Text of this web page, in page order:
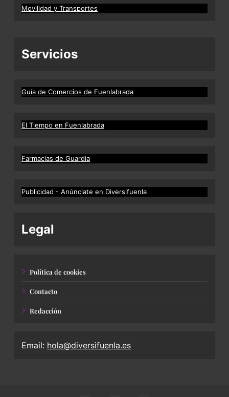
Movilidad y Transportes
Servicios
Guía de Comercios de Fuenlabrada
El Tiempo en Fuenlabrada
Farmacias de Guardia
Publicidad - Anúnciate en Diversifuenla
Legal
Política de cookies
Contacto
Redacción
Email: hola@diversifuenla.es